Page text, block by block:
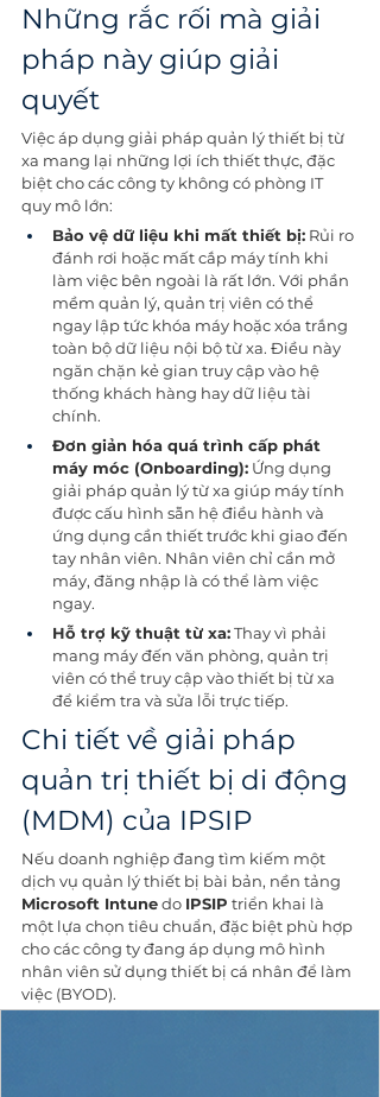
Những rắc rối mà giải
pháp này giúp giải
quyết
Việc áp dụng giải pháp quản lý thiết bị từ
xa mang lại những lợi ích thiết thực, đặc
biệt cho các công ty không có phòng IT
quy mô lớn:
Bảo vệ dữ liệu khi mất thiết bị: Rủi ro
đánh rơi hoặc mất cắp máy tính khi
làm việc bên ngoài là rất lớn. Với phần
mềm quản lý, quản trị viên có thể
ngay lập tức khóa máy hoặc xóa trắng
toàn bộ dữ liệu nội bộ từ xa. Điều này
ngăn chặn kẻ gian truy cập vào hệ
thống khách hàng hay dữ liệu tài
chính.
Đơn giản hóa quá trình cấp phát
máy móc (Onboarding): Ứng dụng
giải pháp quản lý từ xa giúp máy tính
được cấu hình sẵn hệ điều hành và
ứng dụng cần thiết trước khi giao đến
tay nhân viên. Nhân viên chỉ cần mở
máy, đăng nhập là có thể làm việc
ngay.
Hỗ trợ kỹ thuật từ xa: Thay vì phải
mang máy đến văn phòng, quản trị
viên có thể truy cập vào thiết bị từ xa
để kiểm tra và sửa lỗi trực tiếp.
Chi tiết về giải pháp
quản trị thiết bị di động
(MDM) của IPSIP
Nếu doanh nghiệp đang tìm kiếm một
dịch vụ quản lý thiết bị bài bản, nền tảng
Microsoft Intune do IPSIP triển khai là
một lựa chọn tiêu chuẩn, đặc biệt phù hợp
cho các công ty đang áp dụng mô hình
nhân viên sử dụng thiết bị cá nhân để làm
việc (BYOD).